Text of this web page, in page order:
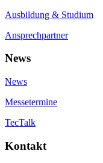
Ausbildung & Studium
Ansprechpartner
News
News
Messetermine
TecTalk
Kontakt